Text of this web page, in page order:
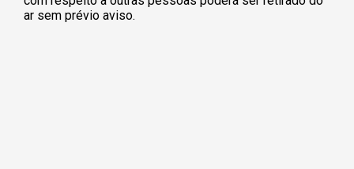
ar sem prévio aviso.